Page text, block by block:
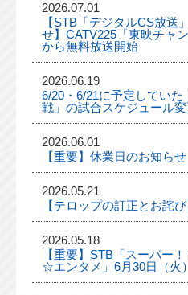
2026.07.01
【STB「デジタルCS放送
せ】CATV225「東映チャ
から無料放送開始
2026.06.19
6/20・6/21に予定してい
戦」の試合スケジュール
2026.06.01
【重要】休業日のお知ら
2026.05.21
【テロップの訂正とお詫び
2026.05.18
【重要】STB「スーパー
☆エンタメ」6月30日（火